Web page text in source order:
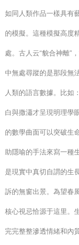
如同人類作品一樣具有
的模擬。這種模擬高度
處。古人云“貌合神離”
中無處尋蹤的是那段無
人類的語言數據。比如
白與撒瀟才呈現明理學
的數學曲面可以突破生
助隱喻的手法來寫一種
是現實中真切自謂的生
訴的無窗出景。為望春
核心視忌恰源于這里。
完完整整滲透情緒和內